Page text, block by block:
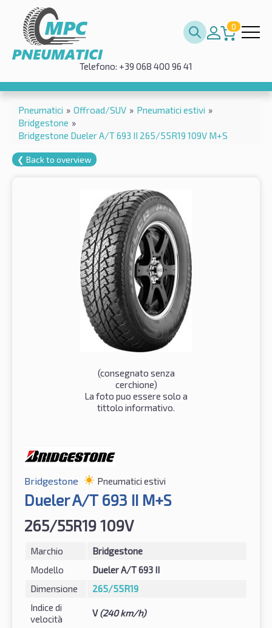
0
Telefono: +39 068 400 96 41
Pneumatici » Offroad/SUV » Pneumatici estivi »
Bridgestone »
Bridgestone Dueler A/T 693 II 265/55R19 109V M+S
❮ Back to overview
(consegnato senza
cerchione)
La foto puo essere solo a
tittolo informativo.
Bridgestone Pneumatici estivi
Dueler A/T 693 II M+S
265/55R19 109V
Marchio
Bridgestone
Modello
Dueler A/T 693 II
Dimensione
265/55R19
Indice di
velocità
V(240 km/h)